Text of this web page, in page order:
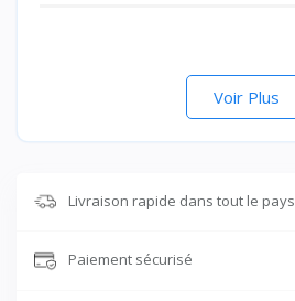
Voir Plus
Livraison rapide dans tout le pays
Paiement sécurisé